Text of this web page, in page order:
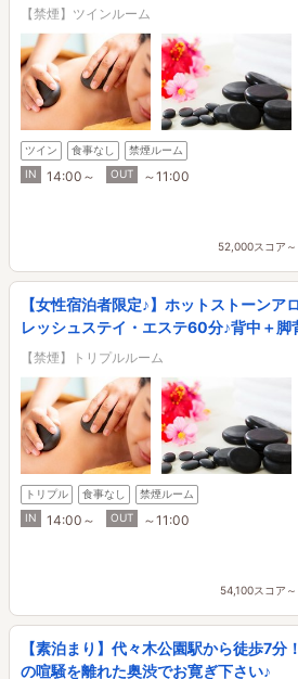
【禁煙】ツインルーム
ツイン 食事なし
禁煙ルーム
IN
14:00～ OUT ～11:00
52,000スコア～
【女性宿泊者限定♪】ホットストーンア
レッシュステイ・エステ60分♪背中＋脚
【禁煙】トリプルルーム
トリプル 食事なし
禁煙ルーム
IN
14:00～ OUT ～11:00
54,100スコア～
【素泊まり】代々木公園駅から徒歩7
の喧騒を離れた奥渋でお寛ぎ下さい♪